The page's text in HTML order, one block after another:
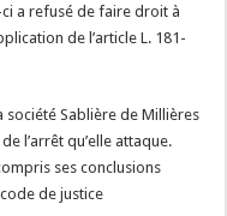
ci a refusé de faire droit à
de l’article L. 181-
société Sablière de Millières
l’arrêt qu’elle attaque.
ses conclusions
de justice